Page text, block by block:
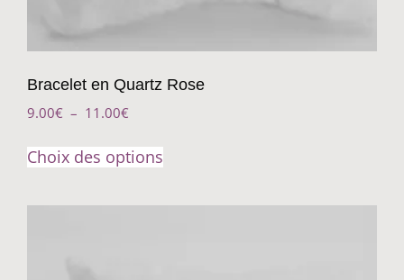
Bracelet en Quartz Rose
9.00€ – 11.00€
Choix des options